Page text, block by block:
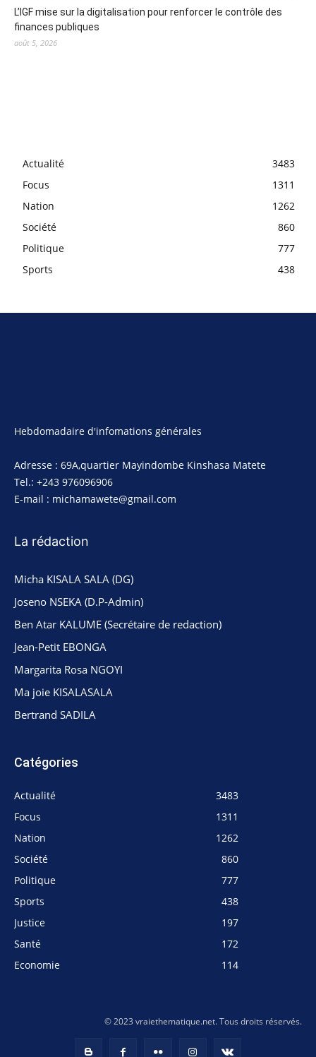
L’IGF mise sur la digitalisation pour renforcer le contrôle des
finances publiques
août 5, 2026
Actualité
3483
Focus
1311
Nation
1262
Société
860
Politique
777
Sports
438
Hebdomadaire d'infomations générales
Adresse : 69A,quartier Mayindombe Kinshasa Matete
Tel.: +243 976096906
E-mail : michamawete@gmail.com
La rédaction
Micha KISALA SALA (DG)
Joseno NSEKA (D.P-Admin)
Ben Atar KALUME (Secrétaire de redaction)
Jean-Petit EBONGA
Margarita Rosa NGOYI
Ma joie KISALASALA
Bertrand SADILA
Catégories
Actualité
3483
Focus
1311
Nation
1262
Société
860
Politique
777
Sports
438
Justice
197
Santé
172
Economie
114
© 2023 vraiethematique.net. Tous droits réservés.